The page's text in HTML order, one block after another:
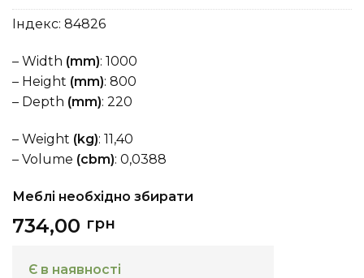
Індекс: 84826
– Width (mm): 1000
– Height (mm): 800
– Depth (mm): 220
– Weight (kg): 11,40
– Volume (cbm): 0,0388
Меблі необхідно збирати
734,00 грн
Є в наявності